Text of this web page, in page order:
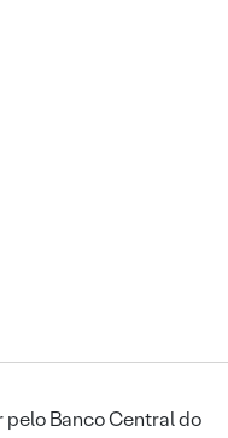
Banco Central do